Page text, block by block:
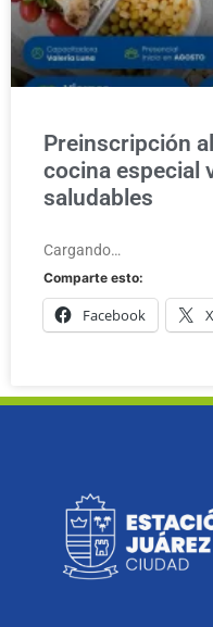
Preinscripción
cocina especial
saludables
Cargando…
Comparte esto:
Facebook X